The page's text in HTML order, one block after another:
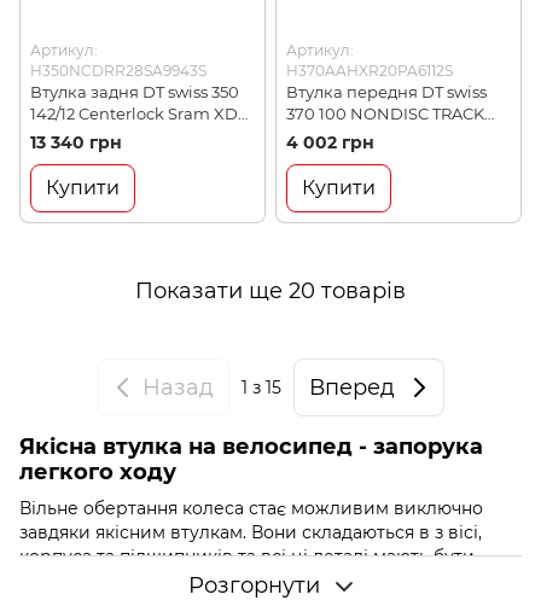
Артикул:
H350NCDRR28SA9943S
Втулка задня DT swiss 350
142/12 Centerlock Sram XD
28отв.
(H350NCDRR28SA9943S)
13 340 грн
Купити
Артикул:
H370AAHXR20PA6112S
Втулка передня DT swiss
370 100 NONDISC TRACK
R21(H370AAHXR20PA6112S)
4 002 грн
Купити
Показати ще 20 товарів
Назад 1 з 15 Вперед
Якісна втулка на велосипед - запорука
легкого ходу
Вільне обертання колеса стає можливим виключно
завдяки якісним втулкам. Вони складаються в з вісі,
корпуса та підшипників та всі ці деталі мають бути
Розгорнути